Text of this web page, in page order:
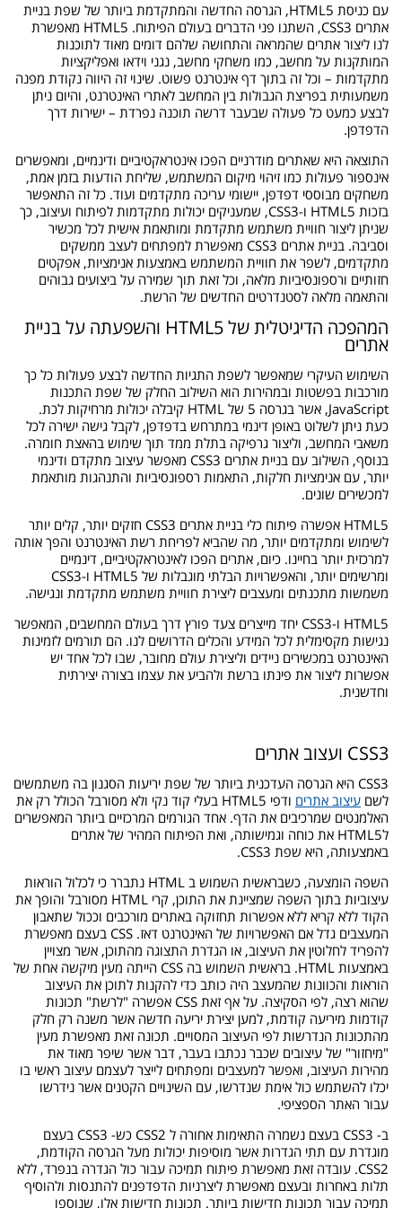
עם כניסת HTML5, הגרסה החדשה והמתקדמת ביותר של שפת בניית
אתרים CSS3, השתנו פני הדברים בעולם הפיתוח. HTML5 מאפשרת
לנו ליצור אתרים שהמראה והתחושה שלהם דומים מאוד לתוכנות
המותקנות על מחשב, כמו משחקי מחשב, נגני וידאו ואפליקציות
מתקדמות – וכל זה בתוך דף אינטרנט פשוט. שינוי זה היווה נקודת מפנה
משמעותית בפריצת הגבולות בין המחשב לאתרי האינטרנט, והיום ניתן
לבצע כמעט כל פעולה שבעבר דרשה תוכנה נפרדת – ישירות דרך
הדפדפן.
התוצאה היא שאתרים מודרניים הפכו אינטראקטיביים ודינמיים, ומאפשרים
אינספור פעולות כמו זיהוי מיקום המשתמש, שליחת הודעות בזמן אמת,
משחקים מבוססי דפדפן, יישומי עריכה מתקדמים ועוד. כל זה התאפשר
בזכות HTML5 ו-CSS3, שמעניקים יכולות מתקדמות לפיתוח ועיצוב, כך
שניתן ליצור חוויית משתמש מתקדמת ומותאמת אישית לכל מכשיר
וסביבה. בניית אתרים CSS3 מאפשרת למפתחים לעצב ממשקים
מתקדמים, לשפר את חוויית המשתמש באמצעות אנימציות, אפקטים
חזותיים ורספונסיביות מלאה, וכל זאת תוך שמירה על ביצועים גבוהים
והתאמה מלאה לסטנדרטים החדשים של הרשת.
המהפכה הדיגיטלית של HTML5 והשפעתה על בניית
אתרים
השימוש העיקרי שמאפשר לשפת התגיות החדשה לבצע פעולות כל כך
מורכבות בפשטות ובמהירות הוא השילוב החלק של שפת התכנות
JavaScript, אשר בגרסה 5 של HTML קיבלה יכולות מרחיקות לכת.
כעת ניתן לשלוט באופן דינמי במתרחש בדפדפן, לקבל גישה ישירה לכל
משאבי המחשב, וליצור גרפיקה בתלת ממד תוך שימוש בהאצת חומרה.
בנוסף, השילוב עם בניית אתרים CSS3 מאפשר עיצוב מתקדם ודינמי
יותר, עם אנימציות חלקות, התאמות רספונסיביות והתנהגות מותאמת
למכשירים שונים.
HTML5 אפשרה פיתוח כלי בניית אתרים CSS3 חזקים יותר, קלים יותר
לשימוש ומתקדמים יותר, מה שהביא לפריחת רשת האינטרנט והפך אותה
למרכזית יותר בחיינו. כיום, אתרים הפכו לאינטראקטיביים, דינמיים
ומרשימים יותר, והאפשרויות הבלתי מוגבלות של HTML5 ו-CSS3
משמשות מתכנתים ומעצבים ליצירת חוויית משתמש מתקדמת ונגישה.
HTML5 ו-CSS3 יחד מייצרים צעד פורץ דרך בעולם המחשבים, המאפשר
נגישות מקסימלית לכל המידע והכלים הדרושים לנו. הם תורמים לזמינות
האינטרנט במכשירים ניידים וליצירת עולם מחובר, שבו לכל אחד יש
אפשרות ליצור את פינתו ברשת ולהביע את עצמו בצורה יצירתית
וחדשנית.
CSS3 ועצוב אתרים
CSS3 היא הגרסה העדכנית ביותר של שפת יריעות הסגנון בה משתמשים
לשם עיצוב אתרים
ודפי HTML5 בעלי קוד נקי ולא מסורבל הכולל רק את
האלמנטים שמרכיבים את הדף. אחד הגורמים המרכזיים ביותר המאפשרים
לHTML5 את כוחה וגמישותה, ואת הפיתוח המהיר של אתרים
באמצעותה, היא שפת CSS3.
השפה הומצעה, כשבראשית השמוש ב HTML נתברר כי לכלול הוראות
עיצוביות בתוך השפה שמציינת את התוכן, קרי HTML מסורבל והופך את
הקוד ללא קריא ללא אפשרות תחזוקה באתרים מורכבים וככול שתאבון
המעצבים גדל אם האפשרויות של האינטרנט דאז. CSS בעצם מאפשרת
להפריד לחלוטין את העיצוב, או הגדרת התצוגה מהתוכן, אשר מצויין
באמצעות HTML. בראשית השמוש בה CSS הייתה מעין מיקשה אחת של
הוראות והכוונות שהמעצב היה כותב כדי להקנות לתוכן את העיצוב
שהוא רצה, לפי הסקיצה. על אף זאת CSS אפשרה "לרשת" תכונות
קודמות מיריעה קודמת, למען יצירת יריעה חדשה אשר משנה רק חלק
מהתכונות הנדרשות לפי העיצוב המסויים. תכונה זאת מאפשרת מעין
"מיחזור" של עיצובים שכבר נכתבו בעבר, דבר אשר שיפר מאוד את
מהירות העיצוב, ואפשר למעצבים ומפתחים לייצר לעצמם עיצוב ראשי בו
יכלו להשתמש כול אימת שנדרשו, עם השינויים הקטנים אשר נידרשו
עבור האתר הספציפי.
ב- CSS3 בעצם נשמרה התאימות אחורה ל CSS2 כש- CSS3 בעצם
מוגדרת עם תתי הגדרות אשר מוסיפות יכולות מעל הגרסה הקודמת,
CSS2. עובדה זאת מאפשרת פיתוח תמיכה עבור כול הגדרה בנפרד, ללא
תלות באחרות ובעצם מאפשרת ליצרניות הדפדפנים להתנסות ולהוסיף
תמיכה עבור תכונות חדישות ביותר. תכונות חדישות אלו, שנוספו